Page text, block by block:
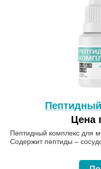
Цена
Пептидный комплекс для
Содержит пептиды –